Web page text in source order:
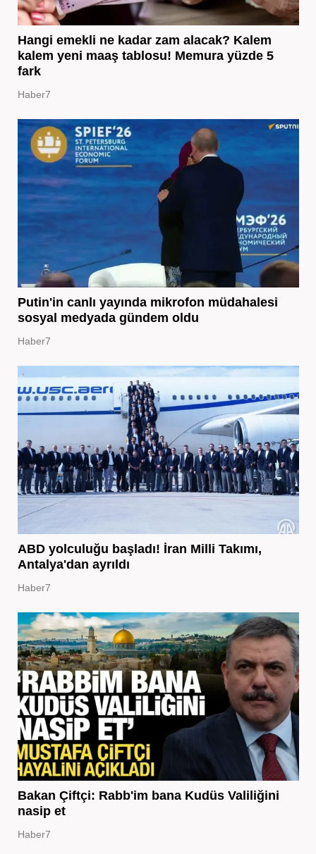
Hangi emekli ne kadar zam alacak? Kalem
kalem yeni maaş tablosu! Memura yüzde 5
fark
Haber7
Putin'in canlı yayında mikrofon müdahalesi
sosyal medyada gündem oldu
Haber7
ABD yolculuğu başladı! İran Milli Takımı,
Antalya'dan ayrıldı
Haber7
Bakan Çiftçi: Rabb'im bana Kudüs Valiliğini
nasip et
Haber7